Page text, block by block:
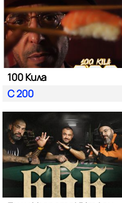
100 Кила
С 200